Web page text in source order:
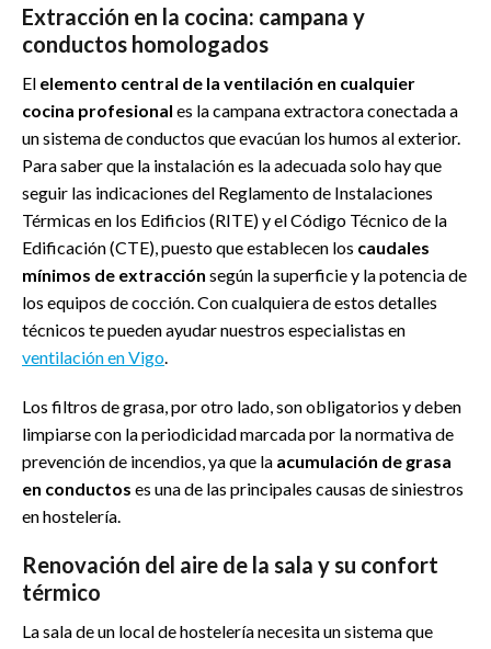
Extracción en la cocina: campana y
conductos homologados
El elemento central de la ventilación en cualquier
cocina profesional es la campana extractora conectada a
un sistema de conductos que evacúan los humos al exterior.
Para saber que la instalación es la adecuada solo hay que
seguir las indicaciones del Reglamento de Instalaciones
Térmicas en los Edificios (RITE) y el Código Técnico de la
Edificación (CTE), puesto que establecen los caudales
mínimos de extracción según la superficie y la potencia de
los equipos de cocción. Con cualquiera de estos detalles
técnicos te pueden ayudar nuestros especialistas en
ventilación en Vigo.
Los filtros de grasa, por otro lado, son obligatorios y deben
limpiarse con la periodicidad marcada por la normativa de
prevención de incendios, ya que la acumulación de grasa
en conductos es una de las principales causas de siniestros
en hostelería.
Renovación del aire de la sala y su confort
térmico
La sala de un local de hostelería necesita un sistema que